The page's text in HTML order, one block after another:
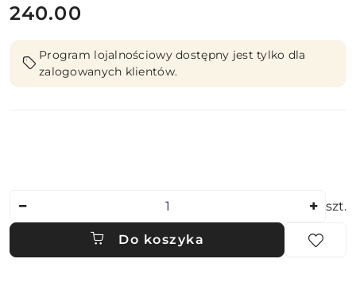
cena:
240.00
Program lojalnościowy dostępny jest tylko dla
zalogowanych klientów.
szt.
Do koszyka